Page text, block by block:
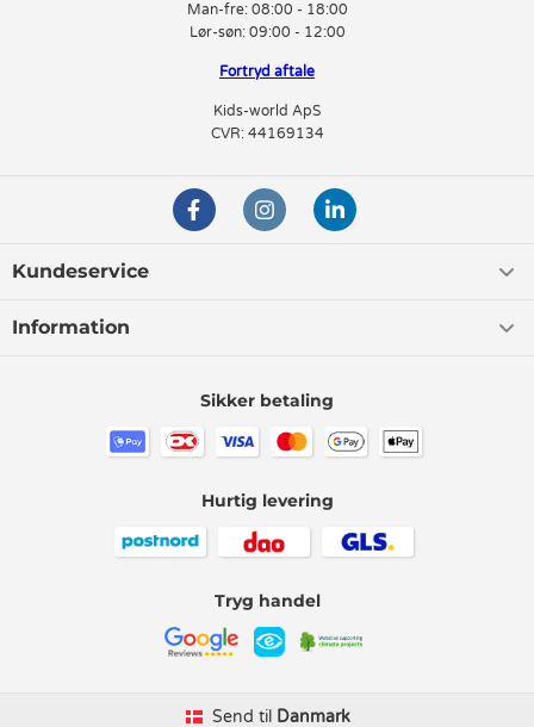
Man-fre: 08:00 - 18:00
Lør-søn: 09:00 - 12:00
Fortryd aftale
Kids-world ApS
CVR: 44169134
Kundeservice
Information
Send til Danmark
Sikker betaling
Hurtig levering
Tryg handel